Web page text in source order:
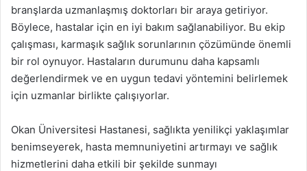
branşlarda uzmanlaşmış doktorları bir araya getiriyor.
Böylece, hastalar için en iyi bakım sağlanabiliyor. Bu ekip
çalışması, karmaşık sağlık sorunlarının çözümünde önemli
bir rol oynuyor. Hastaların durumunu daha kapsamlı
değerlendirmek ve en uygun tedavi yöntemini belirlemek
için uzmanlar birlikte çalışıyorlar.
Okan Üniversitesi Hastanesi, sağlıkta yenilikçi yaklaşımlar
benimseyerek, hasta memnuniyetini artırmayı ve sağlık
hizmetlerini daha etkili bir şekilde sunmayı